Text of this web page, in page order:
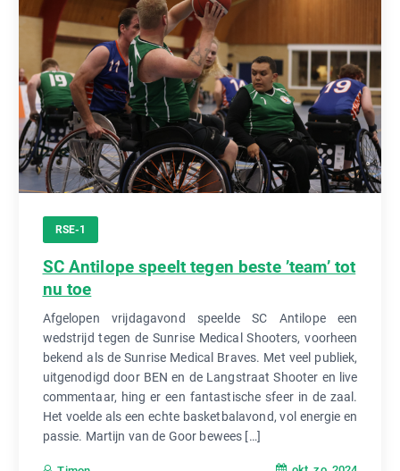
RSE-1
SC Antilope speelt tegen beste ’team’ tot
nu toe
Afgelopen vrijdagavond speelde SC Antilope een
wedstrijd tegen de Sunrise Medical Shooters, voorheen
bekend als de Sunrise Medical Braves. Met veel publiek,
uitgenodigd door BEN en de Langstraat Shooter en live
commentaar, hing er een fantastische sfeer in de zaal.
Het voelde als een echte basketbalavond, vol energie en
passie. Martijn van de Goor bewees […]